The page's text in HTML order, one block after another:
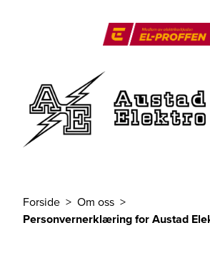
Du er her
Forside
Om oss
Personvernerklæring for Austad